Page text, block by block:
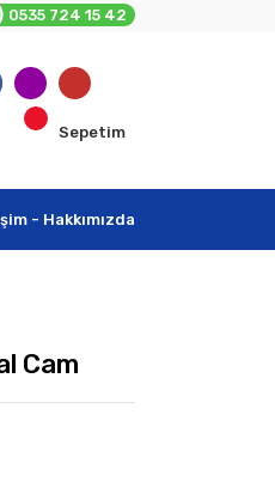
0535 724 15 42
Sepetim
- Hakkımızda
Cam